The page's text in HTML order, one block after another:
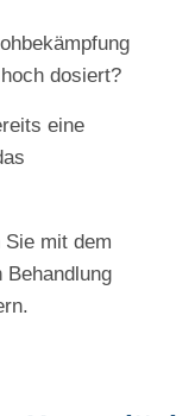
dosiert?
eine
Sie mit dem